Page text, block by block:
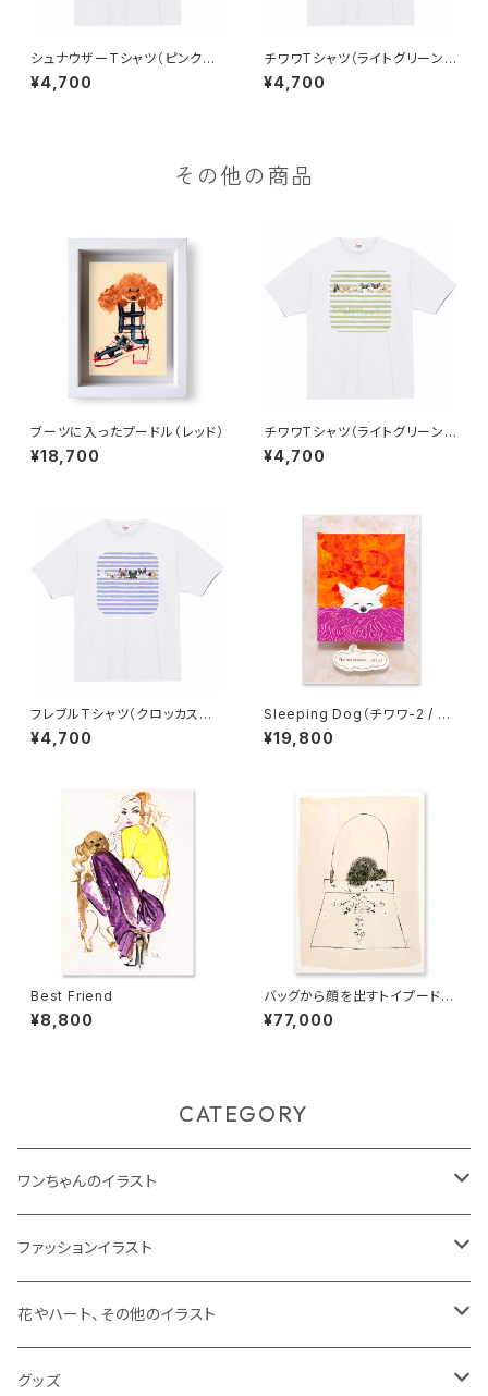
シュナウザーTシャツ（ピンクボ
ーダー）
¥4,700
チワワTシャツ（ライトグリーン
ボーダー）
¥4,700
その他の商品
ブーツに入ったプードル（レッド）
¥18,700
チワワTシャツ（ライトグリーン
ボーダー）
¥4,700
フレブルTシャツ（クロッカスボ
ーダー）
¥4,700
Sleeping Dog（チワワ-2 / カ
ラー地）
¥19,800
Best Friend
¥8,800
バッグから顔を出すトイプードル
(B3)
¥77,000
CATEGORY
ワンちゃんのイラスト
ジークレープリント
原画
ファッションイラスト
ジークレープリント
原画
花やハート、その他のイラスト
ジークレープリント
グッズ